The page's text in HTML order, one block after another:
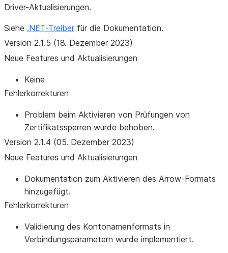
Driver-Aktualisierungen.
Siehe .NET-Treiberfür die Dokumentation.
Version 2.1.5 (18. Dezember 2023)
Neue Features und Aktualisierungen
Keine
Fehlerkorrekturen
Problem beim Aktivieren von Prüfungen von
Zertifikatssperren wurde behoben.
Version 2.1.4 (05. Dezember 2023)
Neue Features und Aktualisierungen
Dokumentation zum Aktivieren des Arrow-Formats
hinzugefügt.
Fehlerkorrekturen
Validierung des Kontonamenformats in
Verbindungsparametern wurde implementiert.